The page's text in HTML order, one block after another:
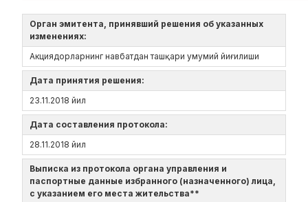
Орган эмитента, принявший решения об указанных
изменениях:
Акциядорларнинг навбатдан ташқари умумий йиғилиши
Дата принятия решения:
23.11.2018 йил
Дата составления протокола:
28.11.2018 йил
Выписка из протокола органа управления и
паспортные данные избранного (назначенного) лица,
с указанием его места жительства**